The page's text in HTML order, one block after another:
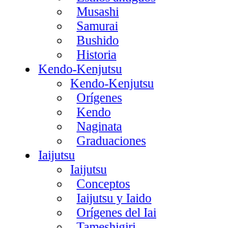
Musashi
Samurai
Bushido
Historia
Kendo-Kenjutsu
Kendo-Kenjutsu
Orígenes
Kendo
Naginata
Graduaciones
Iaijutsu
Iaijutsu
Conceptos
Iaijutsu y Iaido
Orígenes del Iai